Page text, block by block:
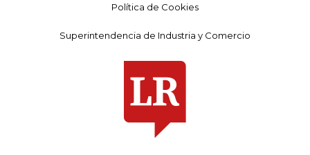
Política de Cookies
Superintendencia de Industria y Comercio